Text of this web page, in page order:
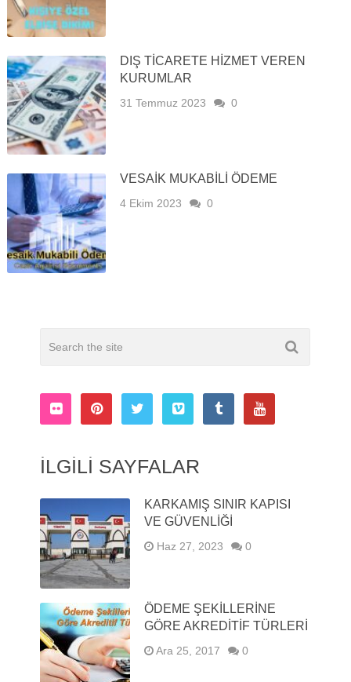
DIŞ TICARETE HIZMET VEREN
KURUMLAR
31 Temmuz 2023 0
VESAİK MUKABİLİ ÖDEME
4 Ekim 2023 0
İLGILI SAYFALAR
KARKAMIŞ SINIR KAPISI
VE GÜVENLIĞI
Haz 27, 2023 0
ÖDEME ŞEKILLERINE
GÖRE AKREDITIF TÜRLERI
Ara 25, 2017 0